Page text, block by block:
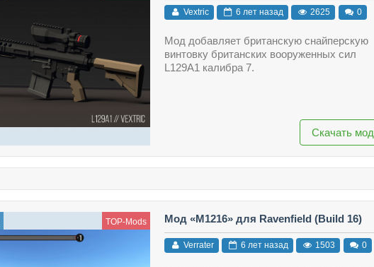
Vextric 6 лет назад 2625 0
Мод добавляет британскую снайперскую
винтовку британских вооруженных сил
L129A1 калибра 7.
Скачать мод
TOP-Mods Мод «M1216» для Ravenfield (Build 16)
Verrater 6 лет назад 1503 0